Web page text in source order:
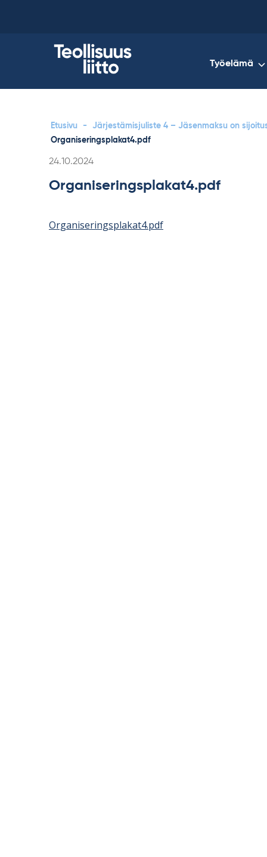
Työelämä
Etusivu - Järjestämisjuliste 4 – Jäsenmaksu on
Organiseringsplakat4.pdf
Kirjoitettu
24.10.2024
Organiseringsplakat4.pdf
Organiseringsplakat4.pdf